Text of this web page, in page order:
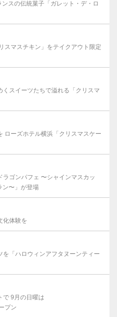
スの伝統菓子「ガレット・デ・ロ
スマスチキン」をテイクアウト限定
スイーツたちで溢れる「クリスマ
ローズホテル横浜「クリスマスケー
ゴンパフェ 〜シャインマスカッ
ン〜」が登場
化体験を
を「ハロウィンアフタヌーンティー
で 9月の日曜は
プン